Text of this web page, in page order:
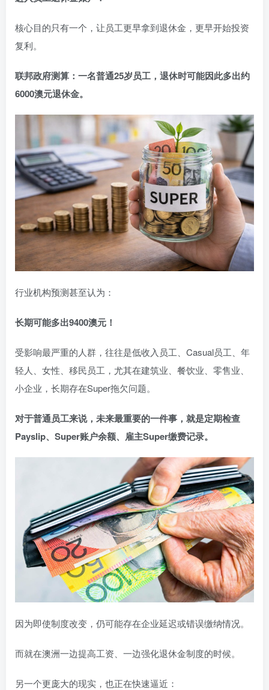
核心目的只有一个，让员工更早拿到退休金，更早开始投资
复利。
联邦政府测算：一名普通25岁员工，退休时可能因此多出约
6000澳元退休金。
行业机构预测甚至认为：
长期可能多出9400澳元！
受影响最严重的人群，往往是低收入员工、Casual员工、年
轻人、女性、移民员工，尤其在建筑业、餐饮业、零售业、
小企业，长期存在Super拖欠问题。
对于普通员工来说，未来最重要的一件事，就是定期检查
Payslip、Super账户余额、雇主Super缴费记录。
因为即使制度改变，仍可能存在企业延迟或错误缴纳情况。
而就在澳洲一边提高工资、一边强化退休金制度的时候。
另一个更庞大的现实，也正在快速逼近：